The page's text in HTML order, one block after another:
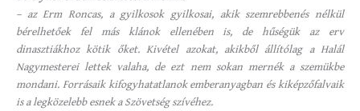
– az Erm Roncas, a gyilkosok gyilkosai, akik szemrebbenés nélkül
bérelhetőek fel más klánok ellenében is, de hűségük az erv
dinasztiákhoz kötik őket. Kivétel azokat, akikből állítólag a Halál
Nagymesterei lettek valaha, de ezt nem sokan mernék a szemükbe
mondani. Forrásaik kifogyhatatlanok emberanyagban és kiképzőfalvaik
is a legközelebb esnek a Szövetség szívéhez.